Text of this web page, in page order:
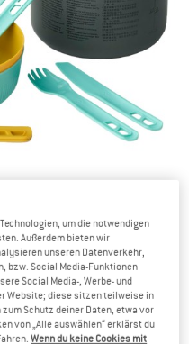
Informationen zu den
um die notwendigen
Außerdem bieten wir
unseren Datenverkehr,
bzw. Social Media-Funktionen
Social Media-, Werbe- und
Website; diese sitzen teilweise in
Schutz deiner Daten, etwa vor
von „Alle auswählen“ erklärst du
Wenn du keine Cookies mit